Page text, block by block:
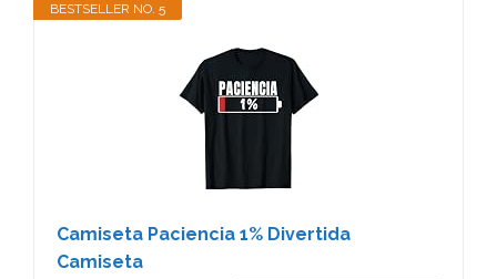
BESTSELLER NO. 5
Camiseta Paciencia 1% Divertida
Camiseta